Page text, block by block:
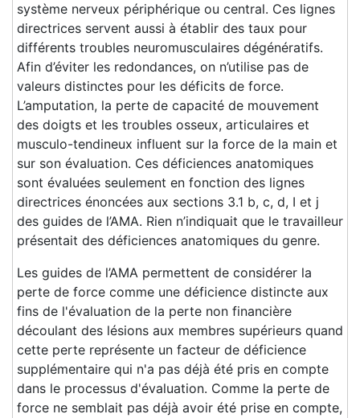
système nerveux périphérique ou central. Ces lignes
directrices servent aussi à établir des taux pour
différents troubles neuromusculaires dégénératifs.
Afin d’éviter les redondances, on n’utilise pas de
valeurs distinctes pour les déficits de force.
L’amputation, la perte de capacité de mouvement
des doigts et les troubles osseux, articulaires et
musculo-tendineux influent sur la force de la main et
sur son évaluation. Ces déficiences anatomiques
sont évaluées seulement en fonction des lignes
directrices énoncées aux sections 3.1 b, c, d, I et j
des guides de l’AMA. Rien n’indiquait que le travailleur
présentait des déficiences anatomiques du genre.
Les guides de l’AMA permettent de considérer la
perte de force comme une déficience distincte aux
fins de l'évaluation de la perte non financière
découlant des lésions aux membres supérieurs quand
cette perte représente un facteur de déficience
supplémentaire qui n'a pas déjà été pris en compte
dans le processus d'évaluation. Comme la perte de
force ne semblait pas déjà avoir été prise en compte,